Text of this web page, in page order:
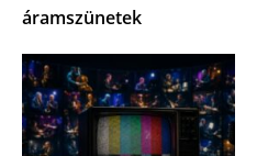
áramszünetek